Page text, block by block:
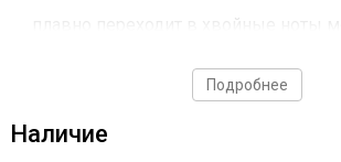
плавно переходит в хвойные ноты
ментоловый холодок мяты.
Аромат: Свежий и аппетитный букет
Подробнее
Наличие